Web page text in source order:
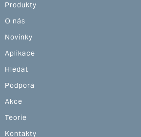
Produkty
O nás
Novinky
Aplikace
Hledat
Podpora
Akce
Teorie
Kontakty